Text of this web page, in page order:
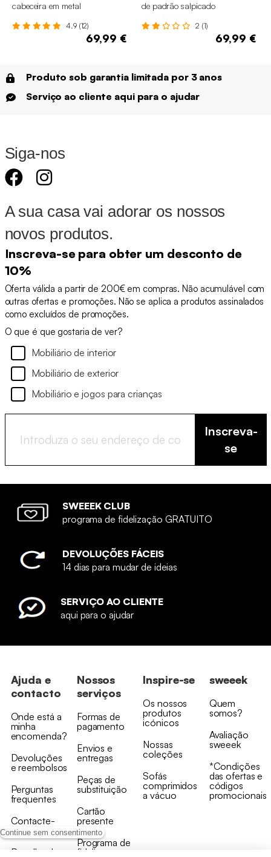
Continue sem consentimento
cabeceira em metal
4.9 (12)
69,99 €
de padrão salpicado
2 (1)
69,99 €
Produto sob garantia limitada por 3 anos
Serviço ao cliente aqui para o ajudar
Siga-nos
A sua casa vai adorar os nossos
novos produtos.
Inscreva-se para obter um desconto de
10%
Oferta válida a partir de 200€ em compras. Não acumulável com
outras ofertas e promoções. Não se aplica a produtos assinalados
como excluídos de promoções.
O que é que gostaria de ver?
Mobiliário de interior
Mobiliário de exterior
Mobiliário e jogos para crianças
Inscreva-
se
SWEEEK CLUB
programa de fidelização GRATUITO
DEVOLUÇÕES FÁCEIS
14 dias para mudar de ideias
SERVIÇO AO CLIENTE
aqui para o ajudar
Ajuda e
contacto
Onde está a
minha
encomenda?
Devoluções
e reembolsos
Perguntas
frequentes
Contacte-
nos
Recolha de
Nossos
serviços
Formas de
pagamento
Envios e
entregas
Peças de
substituição
Cartão
presente
Programa de
fidelizaçao
Inspire-se
Os nossos
produtos
icónicos
Nossas
coleções
Sofás
comprimidos
a vácuo
sweeek
Quem
somos?
Avaliação
sweeek
*Condições
das ofertas e
códigos
promocionais